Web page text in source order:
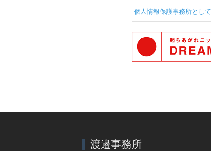
個人情報保護事務所とし
渡邉事務所